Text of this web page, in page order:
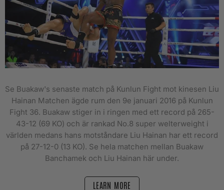
Se Buakaw's senaste match på Kunlun Fight mot kinesen Liu
Hainan Matchen ägde rum den 9e januari 2016 på Kunlun
Fight 36. Buakaw stiger in i ringen med ett record på 265-
43-12 (69 KO) och är rankad No.8 super welterweight i
världen medans hans motståndare Liu Hainan har ett record
på 27-12-0 (13 KO). Se hela matchen mellan Buakaw
Banchamek och Liu Hainan här under.
LEARN MORE